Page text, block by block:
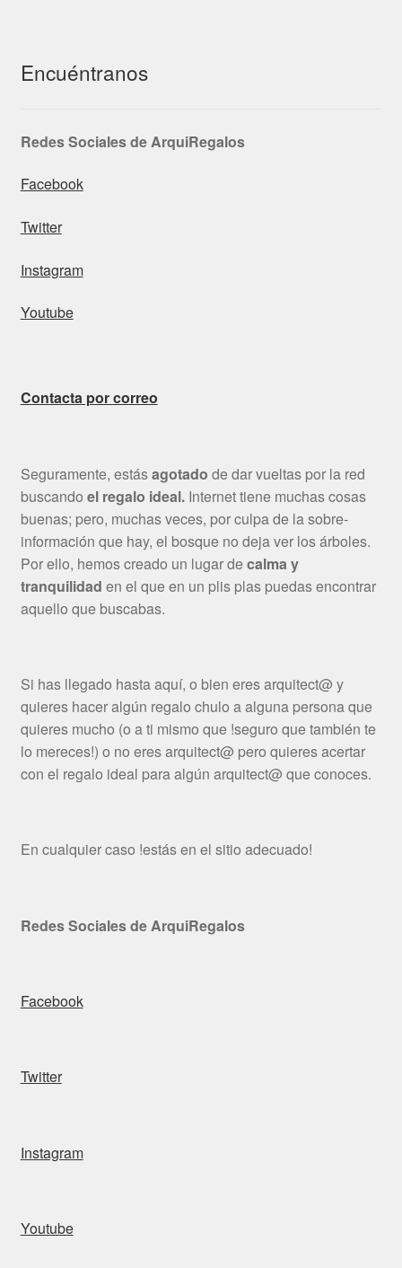
Encuéntranos
Redes Sociales de ArquiRegalos
Facebook
Twitter
Instagram
Youtube
Contacta por correo
Seguramente, estásagotado de dar vueltas por la red
buscando el regalo ideal.Internet tiene muchas cosas
buenas; pero, muchas veces, por culpa de la sobre-
información que hay, el bosque no deja ver los árboles.
Por ello, hemos creado un lugar decalma y
tranquilidad en el que en un plis plas puedas encontrar
aquello que buscabas.
Si has llegado hasta aquí, o bien eres arquitect@ y
quieres hacer algún regalo chulo a alguna persona que
quieres mucho (o a ti mismo que !seguro que también te
lo mereces!) o no eres arquitect@ pero quieres acertar
con el regalo ideal para algún arquitect@ que conoces.
En cualquier caso !estás en el sitio adecuado!
Redes Sociales de ArquiRegalos
Facebook
Twitter
Instagram
Youtube